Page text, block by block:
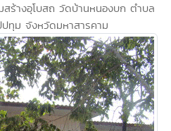
ร้างอุโบสถ วัดบ้านหนองบก ตำบล
ทุม จังหวัดมหาสารคาม